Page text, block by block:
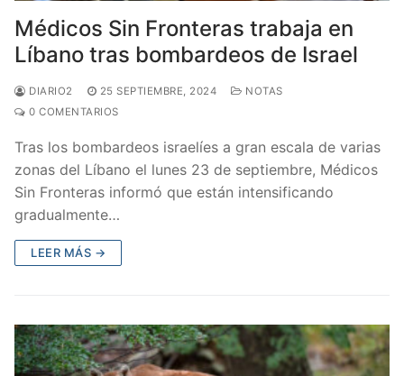
Médicos Sin Fronteras trabaja en
Líbano tras bombardeos de Israel
DIARIO2 25 SEPTIEMBRE, 2024
NOTAS
0 COMENTARIOS
Tras los bombardeos israelíes a gran escala de varias
zonas del Líbano el lunes 23 de septiembre, Médicos
Sin Fronteras informó que están intensificando
gradualmente…
LEER MÁS →